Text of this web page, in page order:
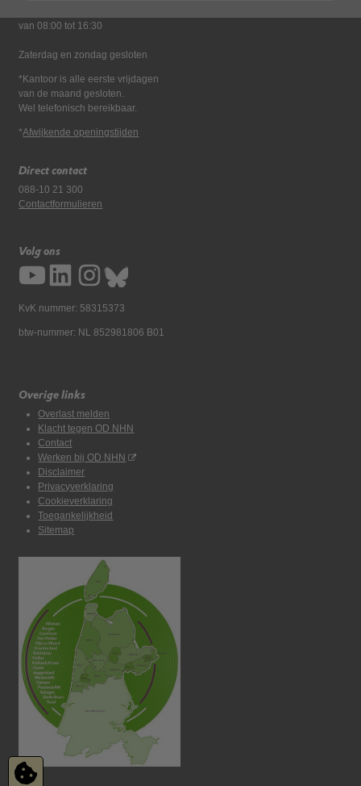
van 08:00 tot 16:30
Zaterdag en zondag gesloten
*Kantoor is alle eerste vrijdagen
van de maand gesloten.
Wel telefonisch bereikbaar.
*Afwijkende openingstijden
Direct contact
088-10 21 300
Contactformulieren
Volg ons
KvK nummer: 58315373
btw-nummer: NL 852981806 B01
Overige links
Overlast melden
Klacht tegen OD NHN
Contact
Werken bij OD NHN
Disclaimer
Privacyverklaring
Cookieverklaring
Toegankelijkheid
Sitemap